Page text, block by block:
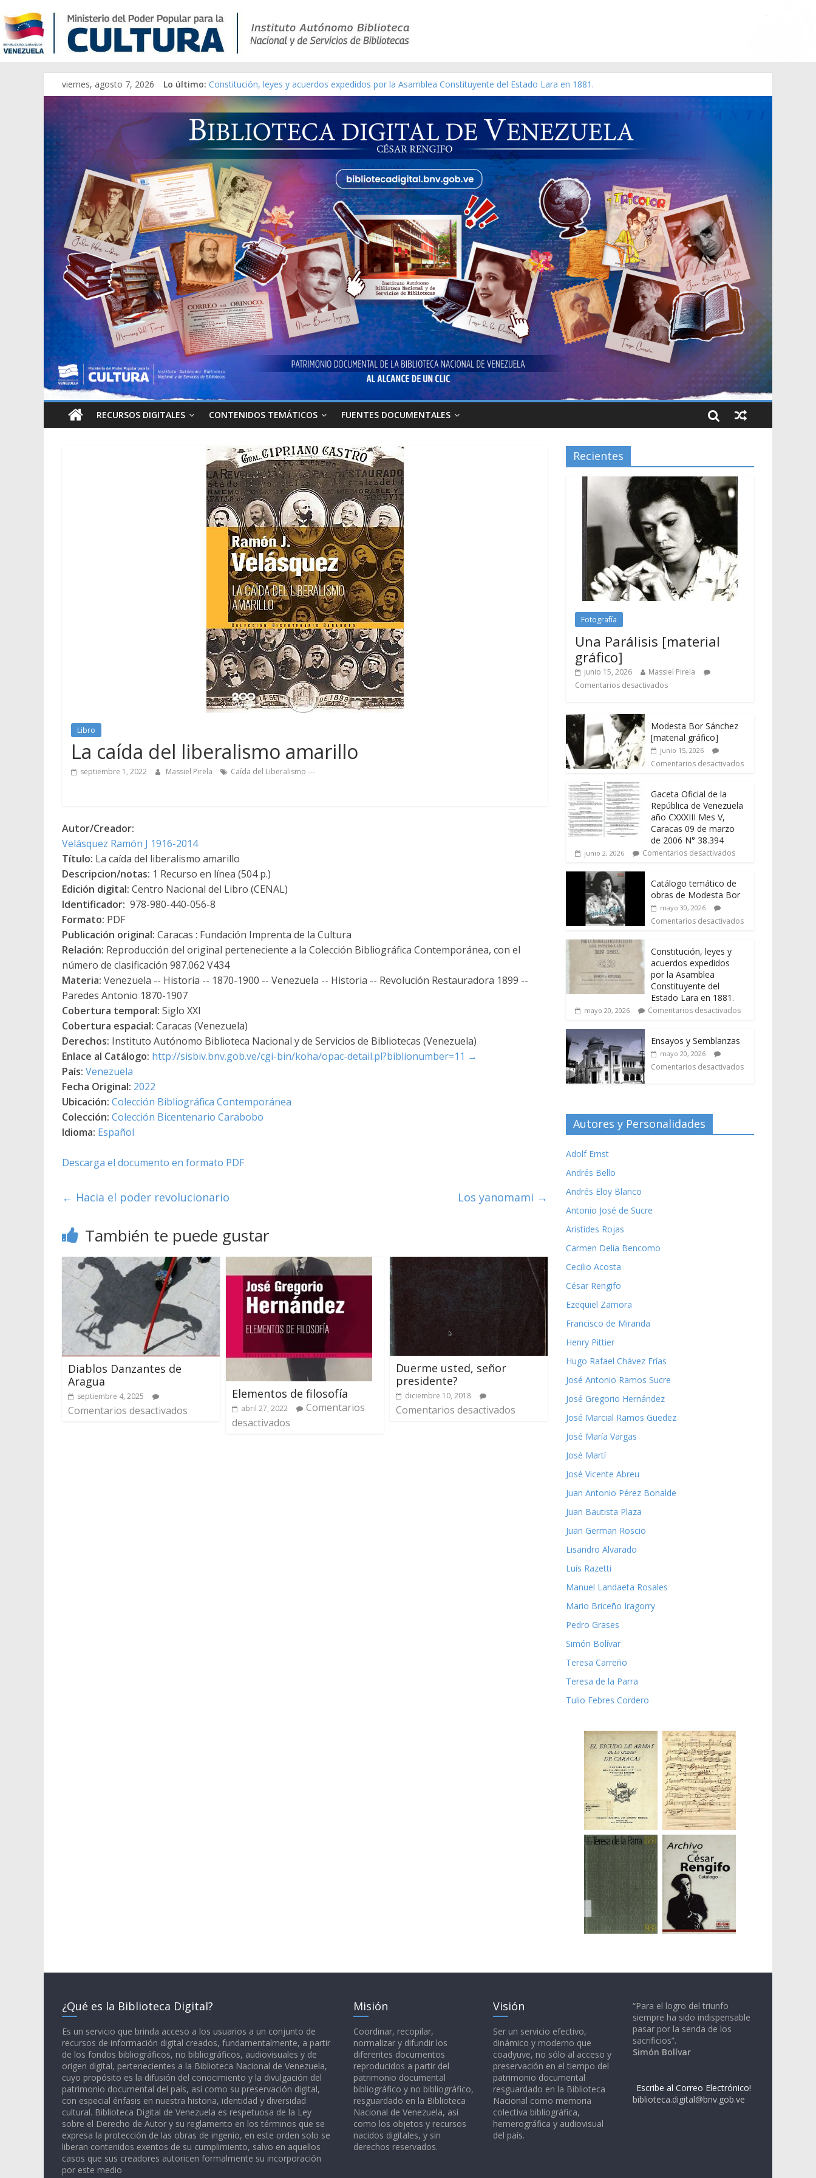
viernes, agosto 7, 2026 Lo último: Constitución, leyes y acuerdos expedidos por la Asamblea Constituyente del Estado Lara en 1881.
Una Parálisis [material gráfico]
Modesta Bor Sánchez [material gráfico]
Gaceta Oficial de la República de Venezuela año CXXXIII Mes V, Caracas 09 de marzo de 2006 N° 38.394
Catálogo temático de obras de Modesta Bor
RECURSOS DIGITALES CONTENIDOS TEMÁTICOS FUENTES DOCUMENTALES
Libro
La caída del liberalismo amarillo
septiembre 1, 2022 Massiel Pirela Caída del Liberalismo ---
Autor/Creador:
Velásquez Ramón J 1916-2014
Título: La caída del liberalismo amarillo
Descripcion/notas: 1 Recurso en línea (504 p.)
Edición digital: Centro Nacional del Libro (CENAL)
Identificador: 978-980-440-056-8
Formato: PDF
Publicación original: Caracas : Fundación Imprenta de la Cultura
Relación: Reproducción del original perteneciente a la Colección Bibliográfica Contemporánea, con el
número de clasificación 987.062 V434
Materia: Venezuela -- Historia -- 1870-1900 -- Venezuela -- Historia -- Revolución Restauradora 1899 --
Paredes Antonio 1870-1907
Cobertura temporal: Siglo XXI
Cobertura espacial: Caracas (Venezuela)
Derechos: Instituto Autónomo Biblioteca Nacional y de Servicios de Bibliotecas (Venezuela)
Enlace al Catálogo: http://sisbiv.bnv.gob.ve/cgi-bin/koha/opac-detail.pl?biblionumber=11 →
País: Venezuela
Fecha Original: 2022
Ubicación: Colección Bibliográfica Contemporánea
Colección: Colección Bicentenario Carabobo
Idioma: Español
Descarga el documento en formato PDF
← Hacia el poder revolucionario Los yanomami →
También te puede gustar
Diablos Danzantes de
Aragua
septiembre 4, 2025
Comentarios desactivados
Elementos de filosofía
abril 27, 2022
Comentarios
desactivados
Duerme usted, señor
presidente?
diciembre 10, 2018
Comentarios desactivados
Recientes
Fotografía
Una Parálisis [material
gráfico]
junio 15, 2026
Massiel Pirela
Comentarios desactivados
Modesta Bor Sánchez
[material gráfico]
junio 15, 2026
Comentarios desactivados
Gaceta Oficial de la
República de Venezuela
año CXXXIII Mes V,
Caracas 09 de marzo
de 2006 N° 38.394
junio 2, 2026 Comentarios desactivados
Catálogo temático de
obras de Modesta Bor
mayo 30, 2026
Comentarios desactivados
Constitución, leyes y
acuerdos expedidos
por la Asamblea
Constituyente del
Estado Lara en 1881.
mayo 20, 2026 Comentarios desactivados
Ensayos y Semblanzas
mayo 20, 2026
Comentarios desactivados
Autores y Personalidades
Adolf Ernst
Andrés Bello
Andrés Eloy Blanco
Antonio José de Sucre
Aristides Rojas
Carmen Delia Bencomo
Cecilio Acosta
César Rengifo
Ezequiel Zamora
Francisco de Miranda
Henry Pittier
Hugo Rafael Chávez Frías
José Antonio Ramos Sucre
José Gregorio Hernández
José Marcial Ramos Guedez
José María Vargas
José Martí
José Vicente Abreu
Juan Antonio Pérez Bonalde
Juan Bautista Plaza
Juan German Roscio
Lisandro Alvarado
Luis Razetti
Manuel Landaeta Rosales
Mario Briceño Iragorry
Pedro Grases
Simón Bolívar
Teresa Carreño
Teresa de la Parra
Tulio Febres Cordero
¿Qué es la Biblioteca Digital?
Es un servicio que brinda acceso a los usuarios a un conjunto de
recursos de información digital creados, fundamentalmente, a partir
de los fondos bibliográficos, no bibliográficos, audiovisuales y de
origen digital, pertenecientes a la Biblioteca Nacional de Venezuela,
cuyo propósito es la difusión del conocimiento y la divulgación del
patrimonio documental del país, así como su preservación digital,
con especial énfasis en nuestra historia, identidad y diversidad
cultural. Biblioteca Digital de Venezuela es respetuosa de la Ley
sobre el Derecho de Autor y su reglamento en los términos que se
expresa la protección de las obras de ingenio, en este orden solo se
liberan contenidos exentos de su cumplimiento, salvo en aquellos
casos que sus creadores autoricen formalmente su incorporación
por este medio
Misión
Coordinar, recopilar,
normalizar y difundir los
diferentes documentos
reproducidos a partir del
patrimonio documental
bibliográfico y no bibliográfico,
resguardado en la Biblioteca
Nacional de Venezuela, así
como los objetos y recursos
nacidos digitales, y sin
derechos reservados.
Visión
Ser un servicio efectivo,
dinámico y moderno que
coadyuve, no sólo al acceso y
preservación en el tiempo del
patrimonio documental
resguardado en la Biblioteca
Nacional como memoria
colectiva bibliográfica,
hemerográfica y audiovisual
del país.
“Para el logro del triunfo
siempre ha sido indispensable
pasar por la senda de los
sacrificios”.
Simón Bolívar
Escribe al Correo Electrónico!
biblioteca.digital@bnv.gob.ve